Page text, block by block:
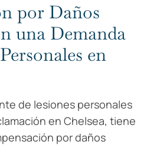
por Daños
una Demanda
en
de lesiones personales
en Chelsea, tiene
por daños